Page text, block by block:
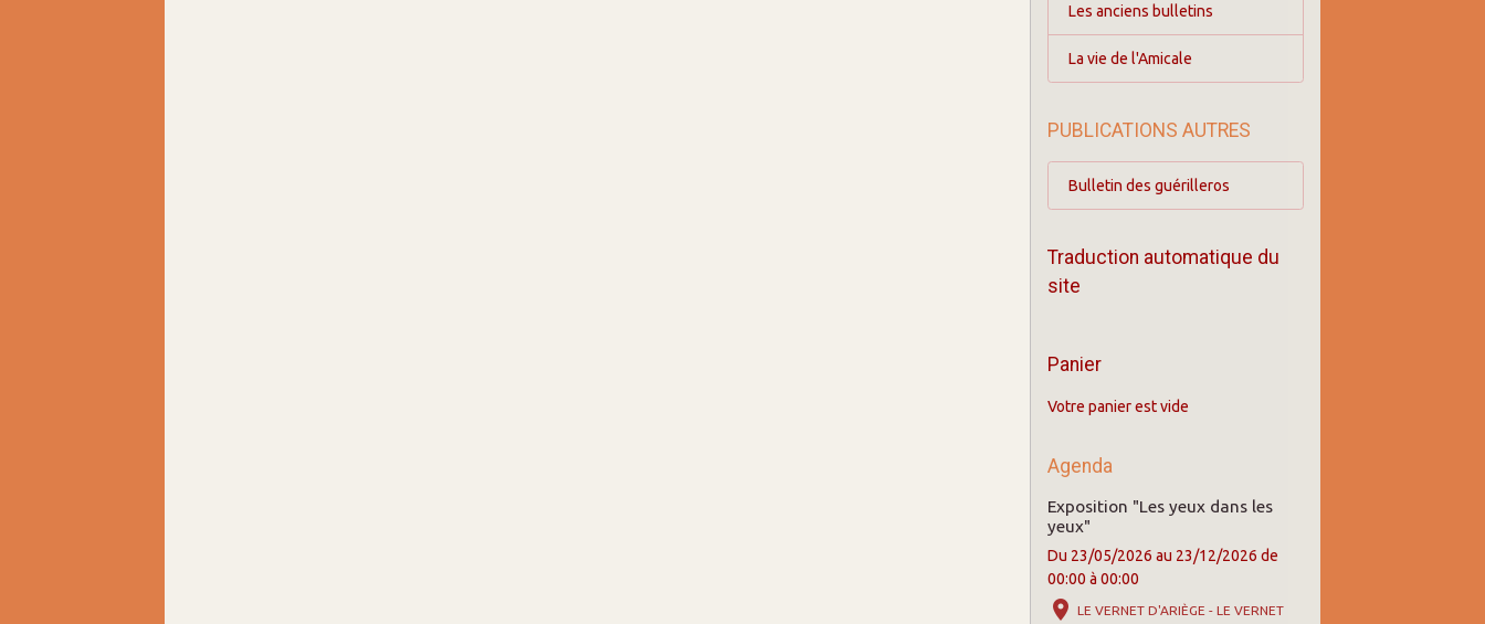
Les anciens bulletins
La vie de l'Amicale
PUBLICATIONS AUTRES
Bulletin des guérilleros
Traduction automatique du
site
Panier
Votre panier est vide
Agenda
Exposition "Les yeux dans les
yeux"
Du 23/05/2026 au 23/12/2026 de
00:00 à 00:00
LE VERNET D'ARIÈGE - LE VERNET